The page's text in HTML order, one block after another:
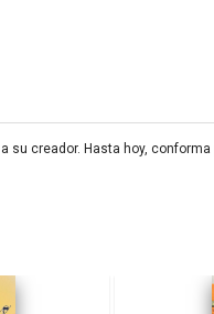
creador. Hasta hoy,